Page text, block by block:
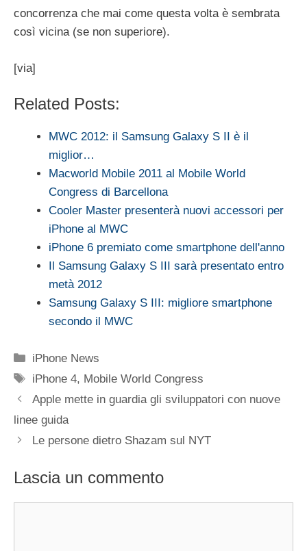
concorrenza che mai come questa volta è sembrata
così vicina (se non superiore).
[via]
Related Posts:
MWC 2012: il Samsung Galaxy S II è il
miglior…
Macworld Mobile 2011 al Mobile World
Congress di Barcellona
Cooler Master presenterà nuovi accessori per
iPhone al MWC
iPhone 6 premiato come smartphone dell'anno
Il Samsung Galaxy S III sarà presentato entro
metà 2012
Samsung Galaxy S III: migliore smartphone
secondo il MWC
Categorie
iPhone News
Tag
iPhone 4, Mobile World Congress
Apple mette in guardia gli sviluppatori con nuove
linee guida
Le persone dietro Shazam sul NYT
Lascia un commento